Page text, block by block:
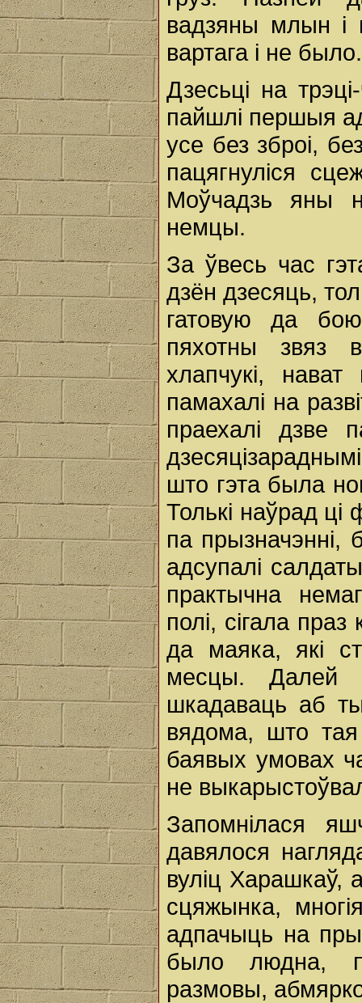
вадзяны млын і
вартага і не было.
Дзесьці на
пайшлі першыя
усе без зброі,
пацягнуліся
Моўчадзь яны
немцы.
За ўвесь час
дзён дзесяць,
гатовую да
пяхотны звяз
хлапчукі,
памахалі на
праехалі дзве
што гэта была
Толькі наўрад ці
па прызначэнні,
адсупалі
практычна
полі, сігала
да маяка, які
месцы. Далей
шкадаваць аб
вядома, што тая
баявых умовах
не
Запомнілася
давялося
вуліц Харашкаў,
сцяжынка,
адпачыць на
было людна,
размовы,